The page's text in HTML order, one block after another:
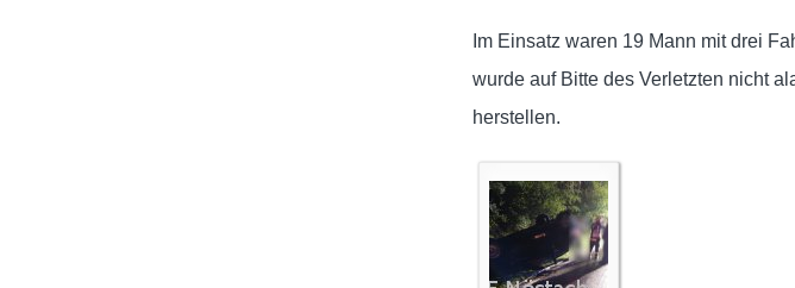
Im Einsatz waren 19 Mann mit drei
wurde auf Bitte des Verletzten nicht
herstellen.